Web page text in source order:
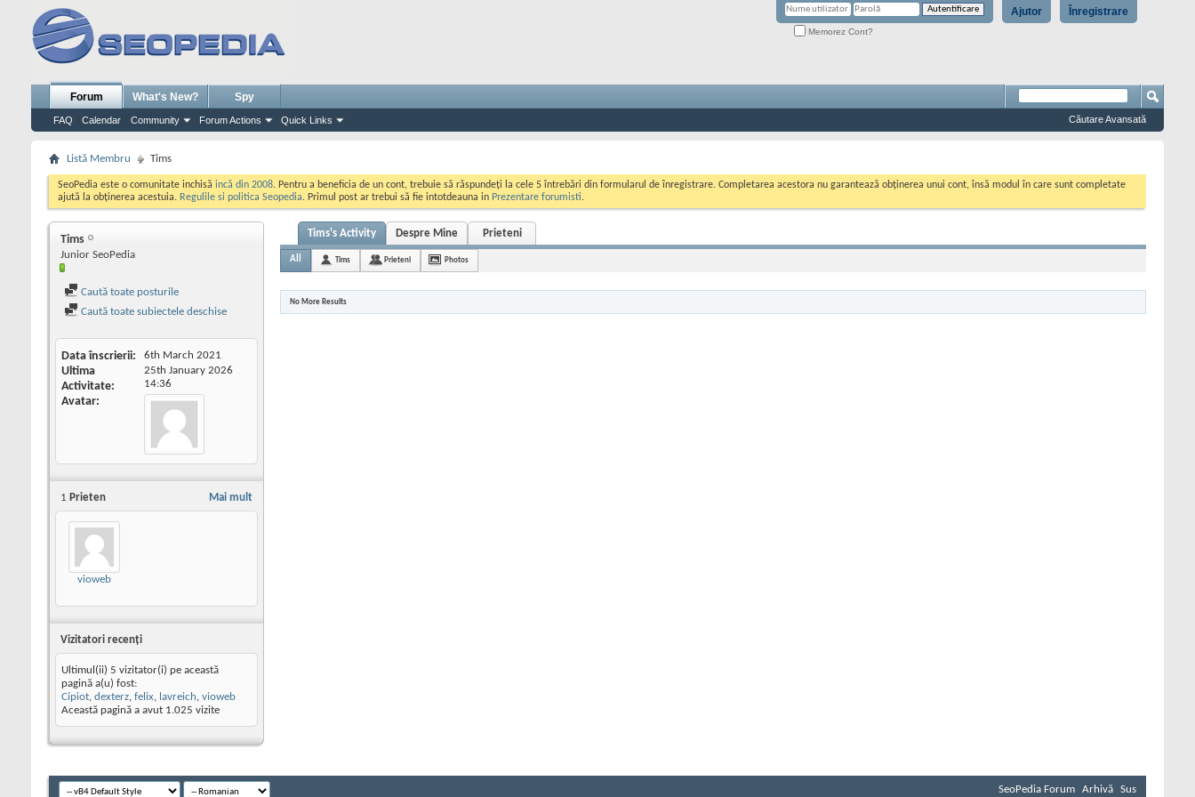
Înregistrare
Ajutor
Memorez Cont?
Forum
FAQ Calendar Community Forum Actions Quick Links
What's New? Spy
Căutare Avansată
Listă Membru Tims
SeoPedia este o comunitate inchisă incă din 2008. Pentru a beneficia de un cont, trebuie să răspundeți la cele 5 întrebări din formularul de înregistrare. Completarea acestora nu garantează obținerea unui cont, însă modul în care sunt completate
ajută la obținerea acestuia. Regulile si politica Seopedia. Primul post ar trebui să fie intotdeauna in Prezentare forumisti.
Tims
Junior SeoPedia
Caută toate posturile
Caută toate subiectele deschise
Data înscrierii 6th March 2021
Ultima
Activitate
25th January 2026
14:36
Avatar
Mai mult
1 Prieten
vioweb
Vizitatori recenţi
Ultimul(ii) 5 vizitator(i) pe această
pagină a(u) fost:
Cipiot, dexterz, felix, lavreich, vioweb
Această pagină a avut 1.025 vizite
Tims's Activity Despre Mine Prieteni
All Tims Prieteni Photos
No More Results
SeoPedia Forum Arhivă Sus